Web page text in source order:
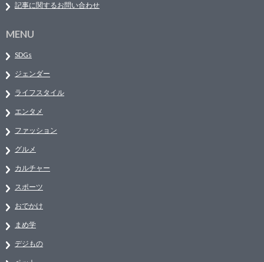
記事に関するお問い合わせ
MENU
SDGs
ジェンダー
ライフスタイル
エンタメ
ファッション
グルメ
カルチャー
スポーツ
おでかけ
まめ学
デジもの